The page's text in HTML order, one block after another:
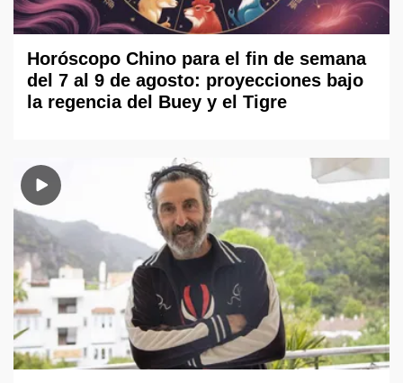
Horóscopo Chino para el fin de semana
del 7 al 9 de agosto: proyecciones bajo
la regencia del Buey y el Tigre